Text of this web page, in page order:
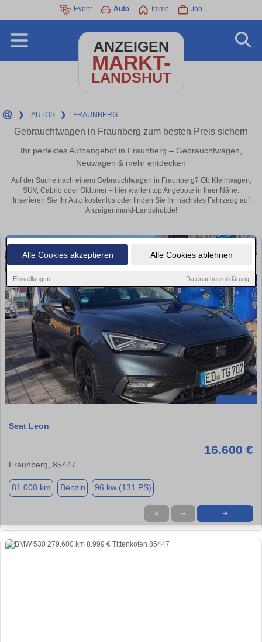
Alle Cookies akzeptieren Alle Cookies ablehnen
Einstellungen Datenschutzerklärung
Event Auto Immo Job
ANZEIGEN
MARKT-
LANDSHUT
❯ AUTOS ❯ FRAUNBERG
Gebrauchtwagen in Fraunberg zum besten Preis sichern
Ihr perfektes Autoangebot in Fraunberg – Gebrauchtwagen,
Neuwagen & mehr entdecken
Auf der Suche nach einem Gebrauchtwagen in Fraunberg? Ob Kleinwagen,
SUV, Cabrio oder Oldtimer – hier warten top Angebote in Ihrer Nähe.
Inserieren Sie Ihr Auto kostenlos oder finden Sie Ihr nächstes Fahrzeug auf
Anzeigenmarkt-Landshut.de!
Seat Leon
16.600 €
Fraunberg, 85447
81.000 km Benzin 96 kw (131 PS)
★ ➦ ➜